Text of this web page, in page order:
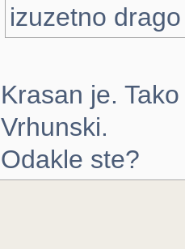
izuzetno
Krasan je.
Vrhunski.
Odakle ste?